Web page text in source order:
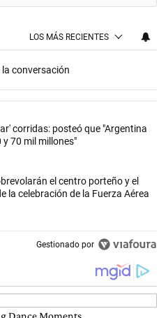
LOS MÁS RECIENTES
la conversación
con más comentarios en los
"Milei, listo para 'atajar'
corridas: posteó que "Argentina
y 70 mil millones"
"Los aviones F 16 sobrevolarán
el centro porteño y el
la celebración de la Fuerza Aérea
Gestionado por